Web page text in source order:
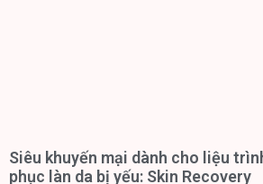
Siêu khuyến mại dành cho liệu
phục làn da bị yếu: Skin Recovery